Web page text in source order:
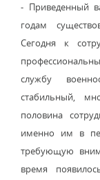
- Приведенный
годам
Сегодня к
службу
стабильный,
половина
именно им в
требующую
время